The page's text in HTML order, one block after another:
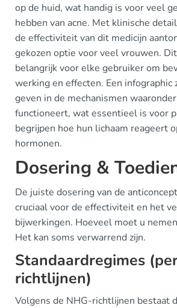
op de huid, wat handig is voor veel
hebben van acne. Met klinische
de effectiviteit van dit medicijn
gekozen optie voor veel vrouwen.
belangrijk voor elke gebruiker om
werking en effecten. Een infographic
geven in de mechanismen
functioneert, wat essentieel is voor
begrijpen hoe hun lichaam reageert
hormonen.
Dosering &
De juiste dosering van de
cruciaal voor de effectiviteit en het
bijwerkingen. Hoeveel moet u
Het kan soms verwarrend zijn.
Standaardregimes
richtlijnen)
Volgens de NHG-richtlijnen bestaat